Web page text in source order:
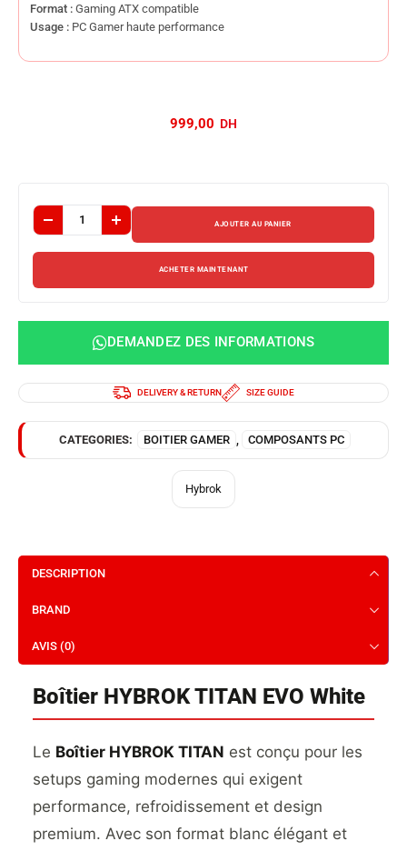
Format : Gaming ATX compatible
Usage : PC Gamer haute performance
AJOUTER AU PANIER
ACHETER MAINTENANT
DEMANDEZ DES INFORMATIONS
DELIVERY & RETURN SIZE GUIDE
CATEGORIES: BOITIER GAMER COMPOSANTS PC
Hybrok
DESCRIPTION
BRAND
AVIS (0)
Boîtier HYBROK TITAN EVO White
Le Boîtier HYBROK TITAN est conçu pour les
setups gaming modernes qui exigent
performance, refroidissement et design
premium. Avec son format blanc élégant et